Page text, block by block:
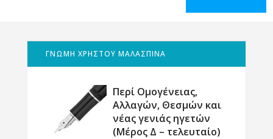
ΓΝΩΜΗ ΧΡΗΣΤΟΥ ΜΑΛΑΣΠΙΝΑ
Περί Ομογένειας,
Αλλαγών, Θεσμών και
νέας γενιάς ηγετών
(Μέρος Δ – τελευταίο)